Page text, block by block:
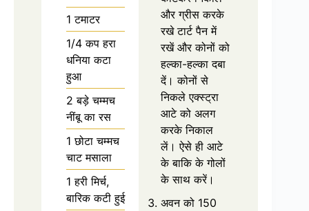
1 टमाटर
1/4 कप हरा
धनिया कटा
हुआ
2 बड़े चम्मच
नींबू का रस
1 छोटा चम्मच
चाट मसाला
1 हरी मिर्च,
बारिक कटी हुई
और ग्रीस करके
रखे टार्ट पैन में
रखें और कोनों को
हल्का-हल्का दबा
दें। कोनों से
निकले एक्स्ट्रा
आटे को अलग
करके निकाल
लें। ऐसे ही आटे
के बाकि के गोलों
के साथ करें।
अवन को 150